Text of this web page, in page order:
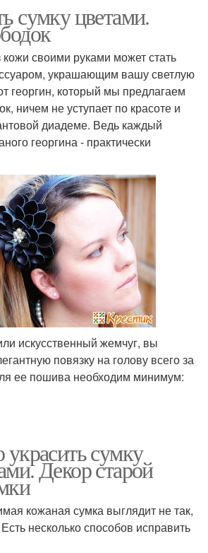
сумку цветами.
своими руками может стать
украшающим вашу светлую
георгин, который мы предлагаем
ничем не уступает по красоте и
диадеме. Ведь каждый
георгина - практически
искусственный жемчуг, вы
повязку на голову всего за
ее пошива необходим минимум:
украсить сумку
Декор старой
кожаная сумка выглядит не так,
несколько способов исправить